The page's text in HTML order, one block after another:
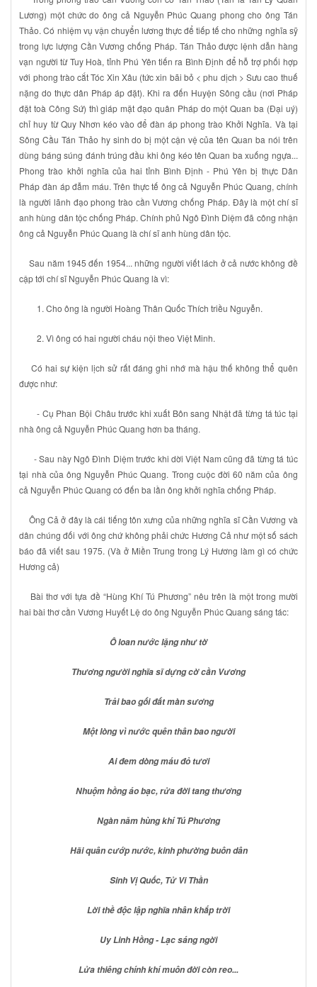
Lương) một chức do ông cả Nguyễn Phúc Quang phong cho ông Tán
Thảo. Có nhiệm vụ vận chuyển lương thực để tiếp tế cho những nghĩa sỹ
trong lực lượng Cần Vương chống Pháp. Tán Thảo được lệnh dẫn hàng
vạn người từ Tuy Hoà, tỉnh Phú Yên tiến ra Bình Định để hỗ trợ phối hợp
với phong trào cắt Tóc Xin Xâu (tức xin bãi bỏ < phu dịch > Sưu cao thuế
nặng do thực dân Pháp áp đặt). Khi ra đến Huyện Sông cầu (nơi Pháp
đặt toà Công Sứ) thì giáp mặt đạo quân Pháp do một Quan ba (Đại uý)
chỉ huy từ Quy Nhơn kéo vào để đàn áp phong trào Khởi Nghĩa. Và tại
Sông Cầu Tán Thảo hy sinh do bị một cận vệ của tên Quan ba nói trên
dùng báng súng đánh trúng đầu khi ông kéo tên Quan ba xuống ngựa...
Phong trào khởi nghĩa của hai tỉnh Bình Định - Phú Yên bị thực Dân
Pháp đàn áp đẫm máu. Trên thực tế ông cả Nguyễn Phúc Quang, chính
là người lãnh đạo phong trào cần Vương chống Pháp. Đây là một chí sĩ
anh hùng dân tộc chống Pháp. Chính phủ Ngô Đình Diệm đã công nhận
ông cả Nguyễn Phúc Quang là chí sĩ anh hùng dân tộc.
Sau năm 1945 đến 1954... những người viết lách ở cả nước không đề
cập tới chí sĩ Nguyễn Phúc Quang là vì:
1.Cho ông là người Hoàng Thân Quốc Thích triều Nguyễn.
2.Vì ông có hai người cháu nội theo Việt Minh.
Có hai sự kiện lịch sử rất đáng ghi nhớ mà hậu thế không thể quên
được như:
- Cụ Phan Bội Châu trước khi xuất Bôn sang Nhật đã từng tá túc tại
nhà ông cả Nguyễn Phúc Quang hơn ba tháng.
-Sau này Ngô Đình Diệm trước khi dời Việt Nam cũng đã từng tá túc
tại nhà của ông Nguyễn Phúc Quang. Trong cuộc đời 60 năm của ông
cả Nguyễn Phúc Quang có đến ba lần ông khởi nghĩa chống Pháp.
Ông Cả ở đây là cái tiếng tôn xưng của những nghĩa sĩ Cần Vương và
dân chúng đối với ông chứ không phải chức Hương Cả như một số sách
báo đã viết sau 1975. (Và ở Miền Trung trong Lý Hương làm gì có chức
Hương cả)
Bài thơ với tựa đề “Hùng Khí Tú Phương” nêu trên là một trong mười
hai bài thơ cần Vương Huyết Lệ do ông Nguyễn Phúc Quang sáng tác:
Ô loan nước lặng như tờ
Thương người nghĩa sĩ dựng cờ cần Vương
Trải bao gối đất màn sương
Một lòng vì nước quên thân bao người
Ai đem dòng máu đỏ tươi
Nhuộm hồng áo bạc, rửa đời tang thương
Ngàn năm hùng khí Tú Phương
Hãi quân cướp nước, kinh phường buôn dân
Sinh Vị Quốc, Tử Vi Thần
Lời thề độc lập nghĩa nhân khắp trời
Uy Linh Hồng - Lạc sáng ngời
Lửa thiêng chính khí muôn đời còn reo...